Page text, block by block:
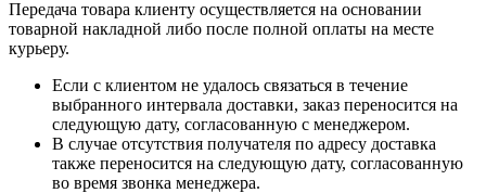
Передача товара клиенту осуществляется на основании
товарной накладной либо после полной оплаты на месте
курьеру.
Если с клиентом не удалось связаться в течение
выбранного интервала доставки, заказ переносится на
следующую дату, согласованную с менеджером.
В случае отсутствия получателя по адресу доставка
также переносится на следующую дату, согласованную
во время звонка менеджера.